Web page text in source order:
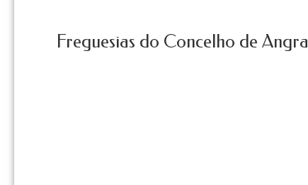
Freguesias do Concelho de Angra